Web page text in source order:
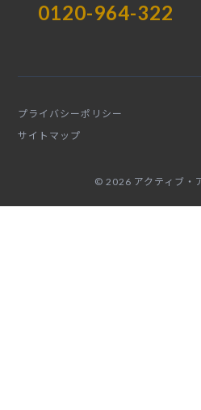
0120-964-322
プライバシーポリシー
サイトマップ
© 2026 アクティブ・